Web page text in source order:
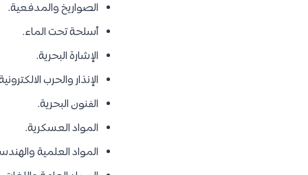
الصواريخ والمدفعية.
أسلحة تحت الماء.
الإشارة البحرية.
الإنذار والحرب
الفنون البحرية.
المواد العسكرية.
المواد العلمية